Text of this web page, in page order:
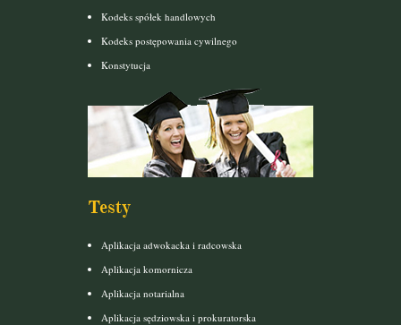
Kodeks spółek handlowych
Kodeks postępowania cywilnego
Konstytucja
Testy
Aplikacja adwokacka i radcowska
Aplikacja komornicza
Aplikacja notarialna
Aplikacja sędziowska i prokuratorska